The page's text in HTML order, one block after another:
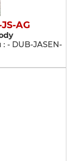
AG
- DUB-JASEN-